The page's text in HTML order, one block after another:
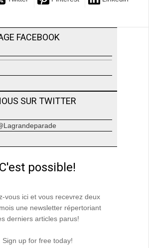
FACEBOOK
SUR TWITTER
C'est possible!
vous ici et vous recevrez deux
une newsletter répertoriant
derniers articles parus!
Sign up for free today!